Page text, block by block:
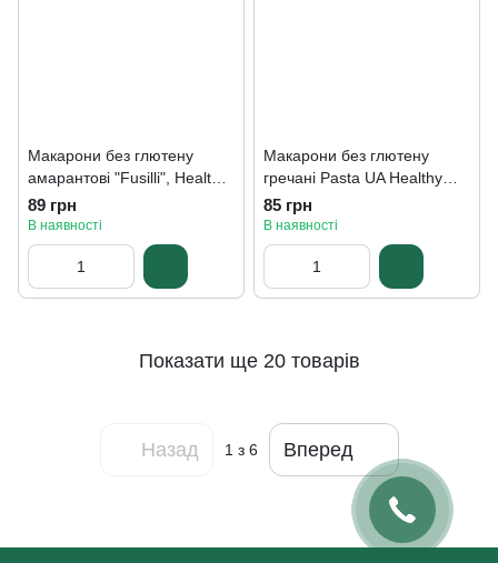
Макарони без глютену
амарантові "Fusilli", Healthy
generation 350 г
89 грн
В наявності
Макарони без глютену
гречані Pasta UA Healthy
Generation 300 г
85 грн
В наявності
Показати ще 20 товарів
Назад 1 з 6 Вперед